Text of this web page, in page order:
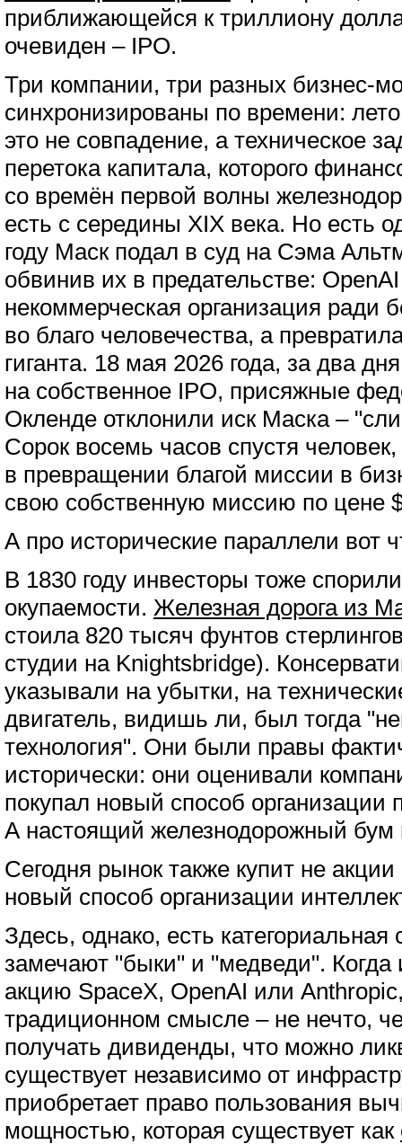
приближающейся к триллиону
очевиден – IPO.
Три компании, три разных бизнес-
синхронизированы по времени:
это не совпадение, а техническое
перетока капитала, которого
со времён первой волны
есть с середины XIX века. Но есть
году Маск подал в суд на Сэма
обвинив их в предательстве:
некоммерческая организация ради
во благо человечества, а
гиганта. 18 мая 2026 года, за два
на собственное IPO, присяжные
Окленде отклонили иск Маска –
Сорок восемь часов спустя
в превращении благой миссии в
свою собственную миссию по цене
А про исторические параллели вот
В 1830 году инвесторы тоже
окупаемости. Железная дорога из
стоила 820 тысяч фунтов
студии на Knightsbridge).
указывали на убытки, на
двигатель, видишь ли, был тогда
технология". Они были правы
исторически: они оценивали
покупал новый способ организации
А настоящий железнодорожный бум
Сегодня рынок также купит не
новый способ организации
Здесь, однако, есть
замечают "быки" и "медведи". Когда
акцию SpaceX, OpenAI или
традиционном смысле – не нечто,
получать дивиденды, что можно
существует независимо от
приобретает право пользования
мощностью, которая существует как